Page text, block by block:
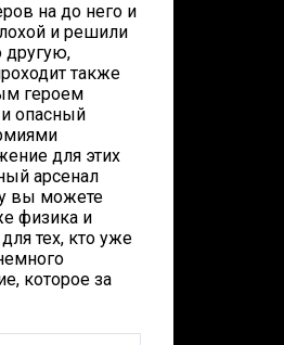
на до него и
и решили
другую,
также
героем
опасный
для этих
арсенал
вы можете
физика и
тех, кто уже
которое за